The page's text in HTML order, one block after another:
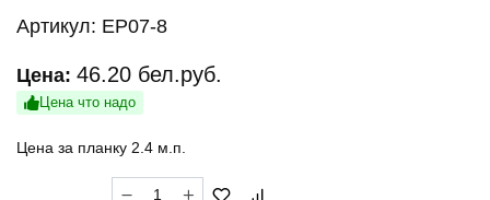
Артикул: ЕP07-8
Цена: 46.20 бел.руб.
Цена что надо
Цена за планку 2.4 м.п.
Количество